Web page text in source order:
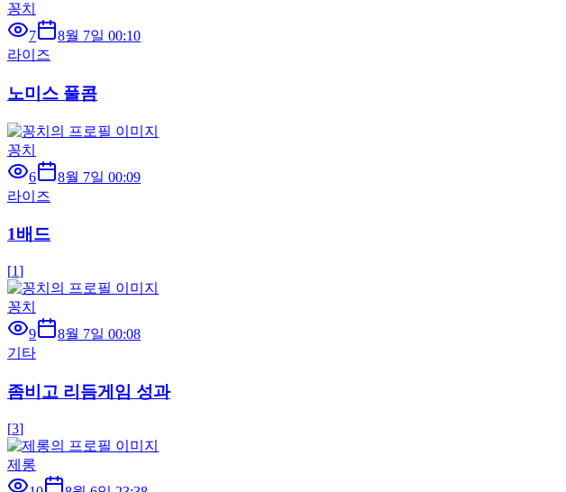
꽁치
7
8월 7일 00:10
라이즈
노미스 풀콤
꽁치
6
8월 7일 00:09
라이즈
1배드
[1]
꽁치
9
8월 7일 00:08
기타
좀비고 리듬게임 성과
[3]
제롱